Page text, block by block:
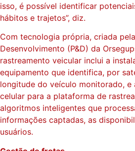
isso, é possível identificar
hábitos e trajetos”, diz.
Com tecnologia própria, criada
Desenvolvimento (P&D) da
rastreamento veicular inclui a
equipamento que identifica, por
longitude do veículo monitorado, e
celular para a plataforma de
algoritmos inteligentes que
informações captadas, as
usuários.